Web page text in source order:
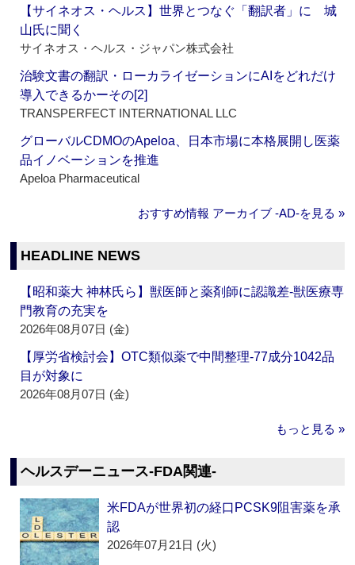
【サイネオス・ヘルス】世界とつなぐ「翻訳者」に 城
山氏に聞く
サイネオス・ヘルス・ジャパン株式会社
治験文書の翻訳・ローカライゼーションにAIをどれだけ
導入できるかーその[2]
TRANSPERFECT INTERNATIONAL LLC
グローバルCDMOのApeloa、日本市場に本格展開し医薬
品イノベーションを推進
Apeloa Pharmaceutical
おすすめ情報 アーカイブ ‐AD‐を見る »
HEADLINE NEWS
【昭和薬大 神林氏ら】獣医師と薬剤師に認識差‐獣医療専
門教育の充実を
2026年08月07日 (金)
【厚労省検討会】OTC類似薬で中間整理‐77成分1042品
目が対象に
2026年08月07日 (金)
もっと見る »
ヘルスデーニュース‐FDA関連‐
米FDAが世界初の経口PCSK9阻害薬を承
認
2026年07月21日 (火)